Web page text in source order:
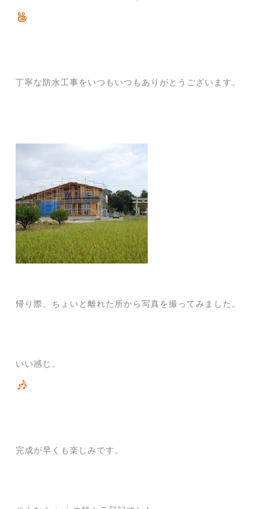
丁寧な防水工事をいつもいつもありがとうございます。
帰り際、ちょいと離れた所から写真を撮ってみました。
いい感じ。
完成が早くも楽しみです。